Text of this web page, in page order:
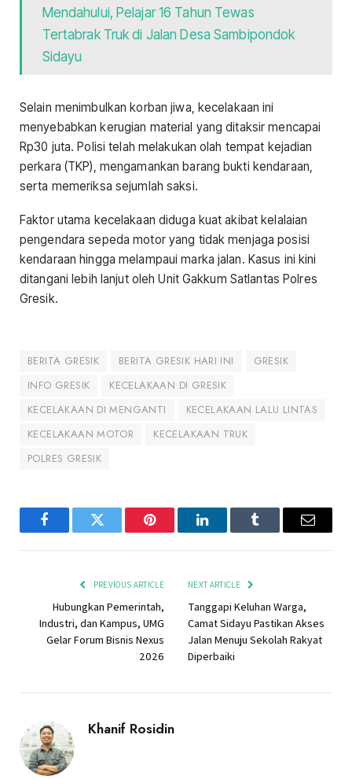
Mendahului, Pelajar 16 Tahun Tewas
Tertabrak Truk di Jalan Desa Sambipondok
Sidayu
Selain menimbulkan korban jiwa, kecelakaan ini
menyebabkan kerugian material yang ditaksir mencapai
Rp30 juta. Polisi telah melakukan olah tempat kejadian
perkara (TKP), mengamankan barang bukti kendaraan,
serta memeriksa sejumlah saksi.
Faktor utama kecelakaan diduga kuat akibat kelalaian
pengendara sepeda motor yang tidak menjaga posisi
kendaraan hingga melampaui marka jalan. Kasus ini kini
ditangani lebih lanjut oleh Unit Gakkum Satlantas Polres
Gresik.
BERITA GRESIK BERITA GRESIK HARI INI
GRESIK
INFO GRESIK
KECELAKAAN DI GRESIK
KECELAKAAN DI MENGANTI
KECELAKAAN LALU LINTAS
KECELAKAAN MOTOR
KECELAKAAN TRUK
POLRES GRESIK
FacebookTwitter Pinterest LinkedInTumblr Email
PREVIOUS ARTICLE
Hubungkan Pemerintah,
Industri, dan Kampus, UMG
Gelar Forum Bisnis Nexus
2026
NEXT ARTICLE
Tanggapi Keluhan Warga,
Camat Sidayu Pastikan Akses
Jalan Menuju Sekolah Rakyat
Diperbaiki
Khanif Rosidin